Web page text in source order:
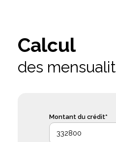
Calcul
des
Montant du crédit*